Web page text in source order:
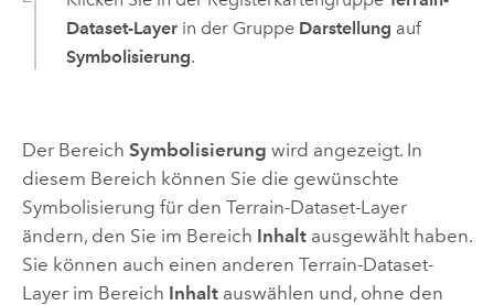
Dataset-Layerin der Gruppe Darstellung auf
Symbolisierung.
Der Bereich Symbolisierung wird angezeigt. In
diesem Bereich können Sie die gewünschte
Symbolisierung für den Terrain-Dataset-Layer
ändern, den Sie im Bereich Inhaltausgewählt haben.
Sie können auch einen anderen Terrain-Dataset-
Layer im Bereich Inhaltauswählen und, ohne den